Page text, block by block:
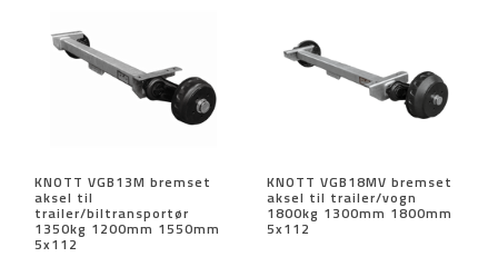
KNOTT VGB13M bremset
aksel til
trailer/biltransportør
1350kg 1200mm 1550mm
5x112
KNOTT VGB18MV bremset
aksel til trailer/vogn
1800kg 1300mm 1800mm
5x112